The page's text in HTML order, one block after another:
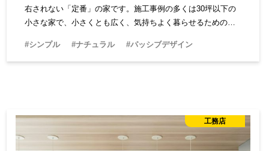
右されない「定番」の家です。施工事例の多くは30坪以下の
小さな家で、小さくとも広く、気持ちよく暮らせるための設
ドさんとの家づくりから見えてくるでしょう。
#シンプル #ナチュラル #パッシブデザイン
工務店